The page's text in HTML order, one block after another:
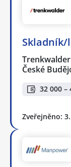
České
32 000 –
Zveřejněno: